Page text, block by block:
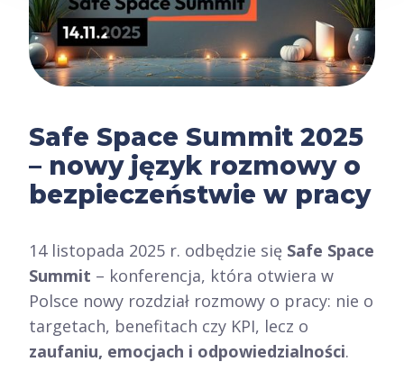
Safe Space Summit 2025
– nowy język rozmowy o
bezpieczeństwie w pracy
14 listopada 2025 r. odbędzie się Safe Space
Summit – konferencja, która otwiera w
Polsce nowy rozdział rozmowy o pracy: nie o
targetach, benefitach czy KPI, lecz o
zaufaniu, emocjach i odpowiedzialności.